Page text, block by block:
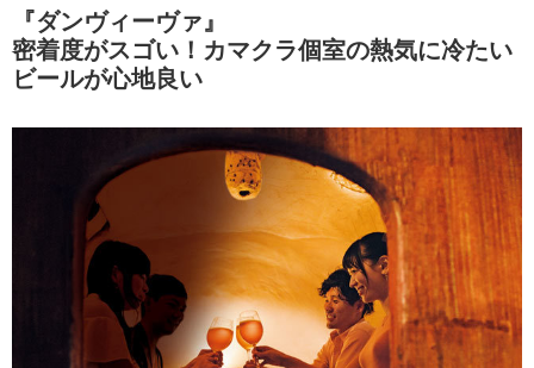
『ダンヴィーヴァ』
密着度がスゴい！カマクラ個室の熱気に冷たい
ビールが心地良い